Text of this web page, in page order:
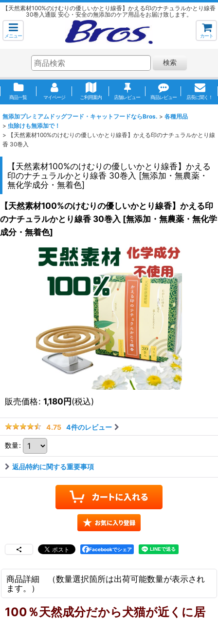
【天然素材100%のけむりの優しいかとり線香】かえる印のナチュラルかとり線香
30巻入通販 安心・安全の無添加のケア用品をお届け致します。
メニュー カート
検索
商品一覧 マイページ ご利用案内 店舗レビュー 商品レビュー 店長に聞く！
無添加プレミアムドッグフード・キャットフードならBros. > 各種用品
> 虫除けも無添加で！
>
【天然素材100%のけむりの優しいかとり線香】かえる印のナチュラルかとり線
香 30巻入
【天然素材100%のけむりの優しいかとり線香】かえる
印のナチュラルかとり線香 30巻入 [無添加・無農薬・
無化学成分・無着色]
【天然素材100%のけむりの優しいかとり線香】かえる印
のナチュラルかとり線香 30巻入 [無添加・無農薬・無化学
成分・無着色]
販売価格: 1,180円(税込)
4.75 4件のレビュー
数量:
返品特約に関する重要事項
Facebookでシェア
商品詳細 （数量選択箇所は出荷可能数量が表示され
ます。）
100％天然成分だから犬猫が近くに居